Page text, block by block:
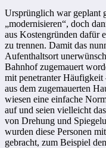
Ursprünglich war geplant
„modernisieren“, doch
aus Kostengründen dafür
zu trennen. Damit das
Aufenthaltsort
Bahnhof zugemauert
mit penetranter Häufigkeit
aus dem zugemauerten
wiesen eine einfache
auf und seien vielleicht
von Drehung und
wurden diese Personen
gebracht, zum Beispiel